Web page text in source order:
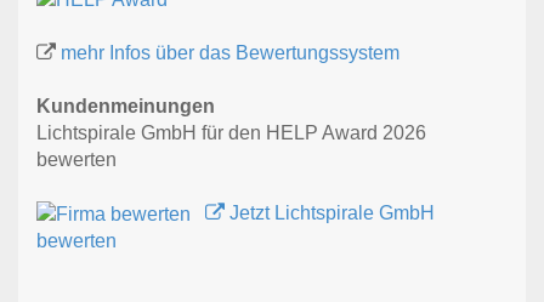
mehr Infos über das Bewertungssystem
Kundenmeinungen
Lichtspirale GmbH für den HELP Award 2026
bewerten
Jetzt Lichtspirale GmbH
bewerten